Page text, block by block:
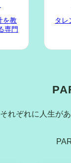
を教
専門
タレ
それぞれに人生が